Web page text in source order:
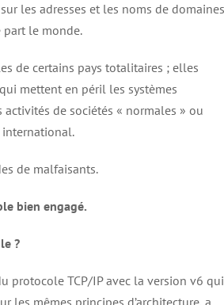
les adresses et les noms de
part le monde.
de certains pays totalitaires ; elles
mettent en péril les systèmes
de sociétés « normales » ou
international.
de malfaisants.
bien engagé.
?
protocole TCP/IP avec la version v6 qui